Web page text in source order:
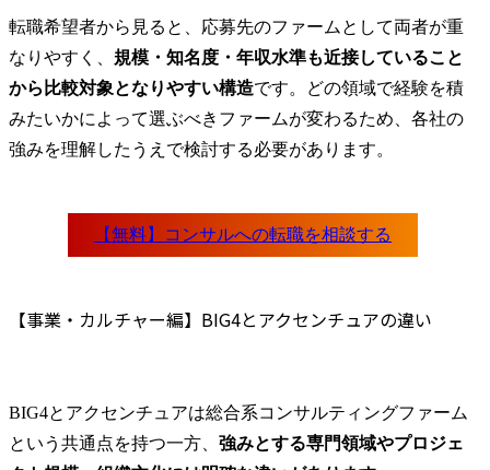
転職希望者から見ると、応募先のファームとして両者が重
なりやすく、 規模・知名度・年収水準も近接していること
から比較対象となりやすい構造です。どの領域で経験を積
みたいかによって選ぶべきファームが変わるため、各社の
強みを理解したうえで検討する必要があります。
【事業・カルチャー編】BIG4とアクセンチュアの違い
BIG4とアクセンチュアは総合系コンサルティングファーム
という共通点を持つ一方、 強みとする専門領域やプロジェ